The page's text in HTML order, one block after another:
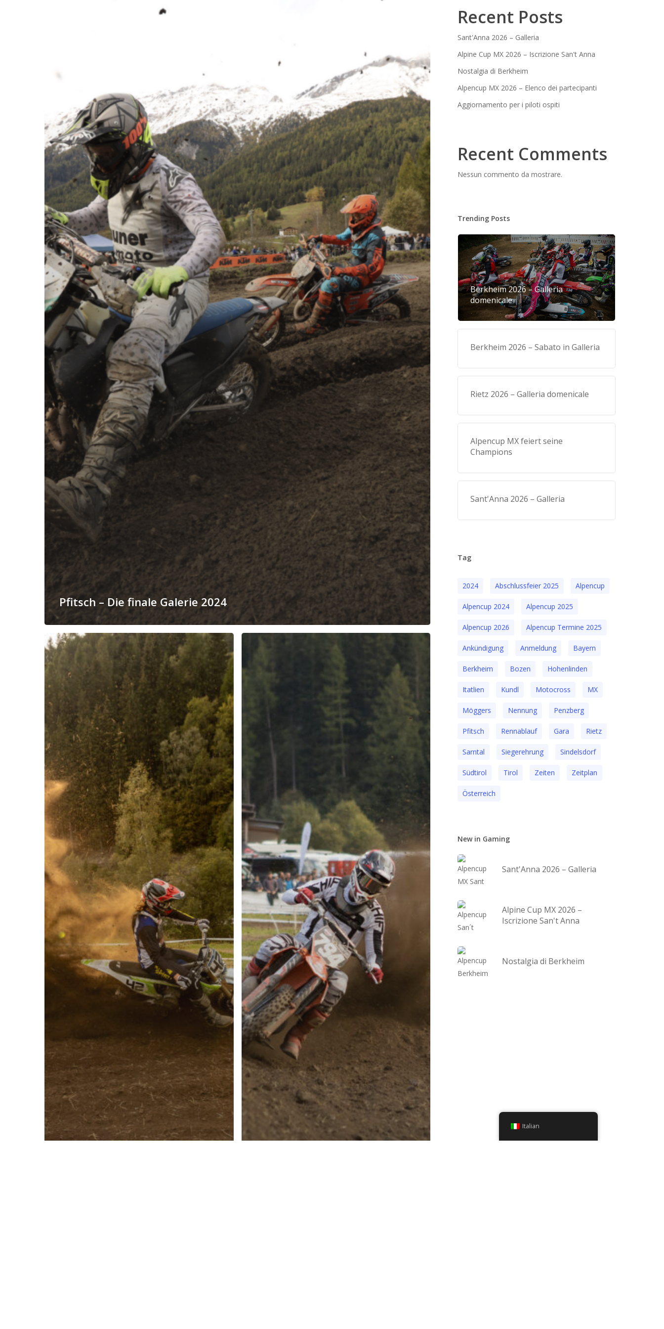
Pfitsch – Die finale Galerie 2024
Sarntal
–
Sonntag
Sarntal
Galerie
Recent Posts
Sant'Anna 2026 – Galleria
Alpine Cup MX 2026 – Iscrizione San't Anna
Nostalgia di Berkheim
Alpencup MX 2026 – Elenco dei partecipanti
Aggiornamento per i piloti ospiti
Recent Comments
Nessun commento da mostrare.
Trending Posts
Berkheim 2026 – Galleria
domenicale
Berkheim 2026 – Sabato in Galleria
Rietz 2026 – Galleria domenicale
Alpencup MX feiert seine
Champions
Sant'Anna 2026 – Galleria
Tag
2024 Abschlussfeier 2025 Alpencup
Alpencup 2024 Alpencup 2025
Alpencup 2026 Alpencup Termine 2025
Ankündigung Anmeldung Bayern
Berkheim Bozen Hohenlinden
Itatlien Kundl Motocross MX
Möggers Nennung Penzberg
Pfitsch Rennablauf Gara Rietz
Sarntal Siegerehrung Sindelsdorf
Südtirol Tirol Zeiten Zeitplan
Österreich
New in Gaming
Sant'Anna 2026 – Galleria
Alpine Cup MX 2026 –
Iscrizione San't Anna
Nostalgia di Berkheim
Italian